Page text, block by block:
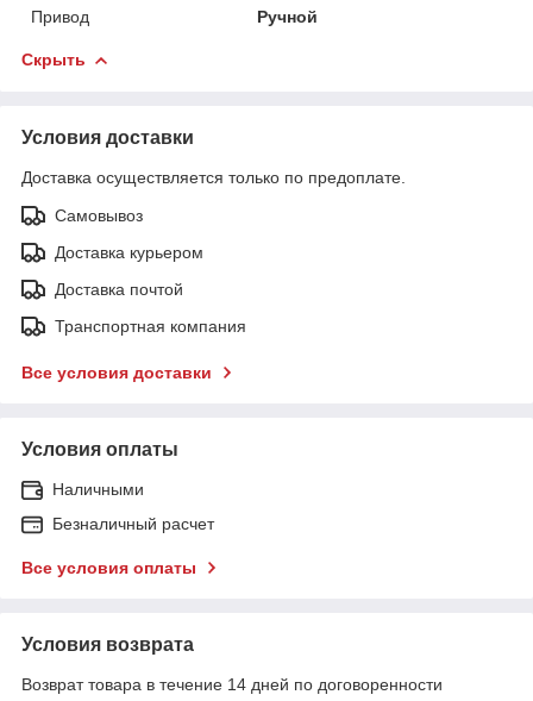
Привод
Ручной
Скрыть
Условия доставки
Доставка осуществляется только по предоплате.
Самовывоз
Доставка курьером
Доставка почтой
Транспортная компания
Все условия доставки
Условия оплаты
Наличными
Безналичный расчет
Все условия оплаты
Условия возврата
Возврат товара в течение 14 дней по договоренности